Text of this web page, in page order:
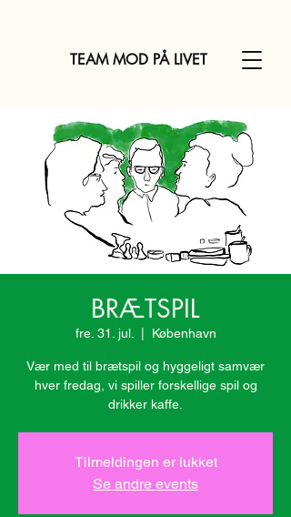
TEAM MOD PÅ LIVET
BRÆTSPIL
fre. 31. jul. København
Vær med til brætspil og hyggeligt samvær
hver fredag, vi spiller forskellige spil og
drikker kaffe.
Tilmeldingen er lukket
Se andre events